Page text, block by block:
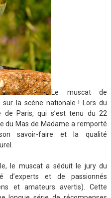
Le muscat de
la scène nationale ! Lors du
de Paris, qui s’est tenu du 22
du Mas de Madame a remporté
savoir-faire et la qualité
le muscat a séduit le jury du
d’experts et de passionnés
et amateurs avertis). Cette